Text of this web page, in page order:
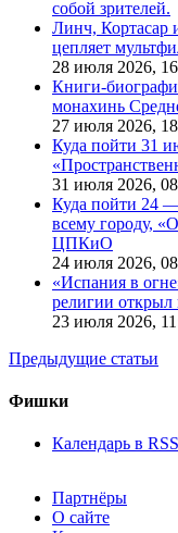
собой зрителей.
Линч, Кортасар
цепляет
28 июля 2026,
Книги-
монахинь
27 июля 2026,
Куда пойти 31
31 июля 2026,
Куда пойти 24
всему городу,
ЦПКиО
24 июля 2026,
«Испания в
религии открыл
23 июля 2026,
Предыдущие статьи
Фишки
Календарь в RSS
Партнёры
О сайте